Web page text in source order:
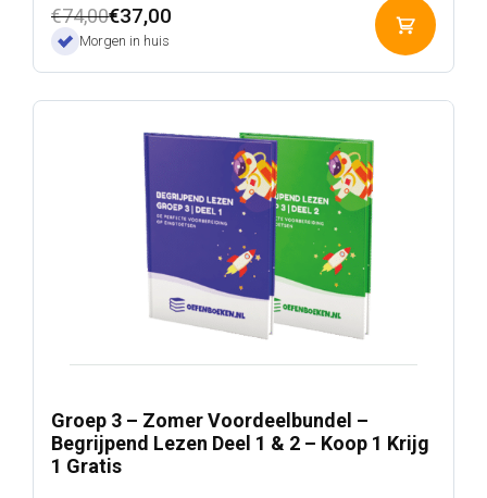
€74,00
Oorspronkelijke
prijs
€74,00.
€37,00
Huidige
prijs
€37,00.
Morgen in huis
aan
Groep 3 – Zomer Voordeelbundel –
Begrijpend Lezen Deel 1 & 2 – Koop 1 Krijg
1 Gratis